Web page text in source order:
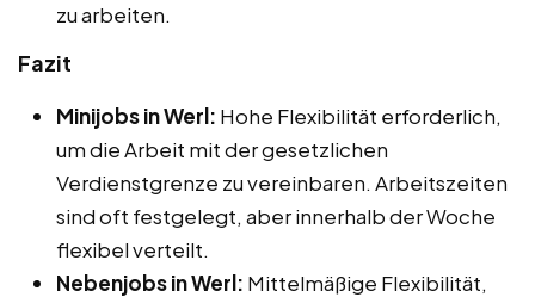
zu arbeiten.
Fazit
Minijobs in Werl: Hohe Flexibilität erforderlich,
um die Arbeit mit der gesetzlichen
Verdienstgrenze zu vereinbaren. Arbeitszeiten
sind oft festgelegt, aber innerhalb der Woche
flexibel verteilt.
Nebenjobs in Werl: Mittelmäßige Flexibilität,